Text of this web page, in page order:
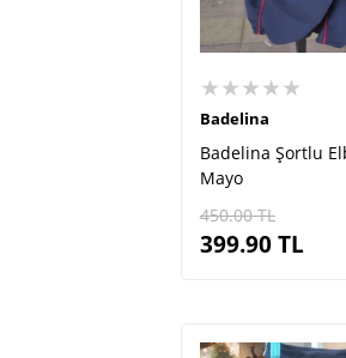
★★★★★
Badelina
Badelina Şortlu
Mayo
450.00TL
399.90TL